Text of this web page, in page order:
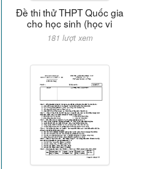
Đề thi thử THPT Quốc gia
cho học sinh (học vi
181 lượt xem